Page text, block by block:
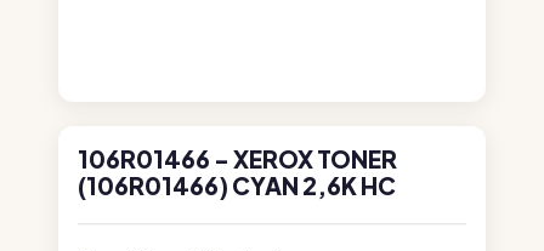
106R01466 - XEROX TONER
(106R01466) CYAN 2,6K HC